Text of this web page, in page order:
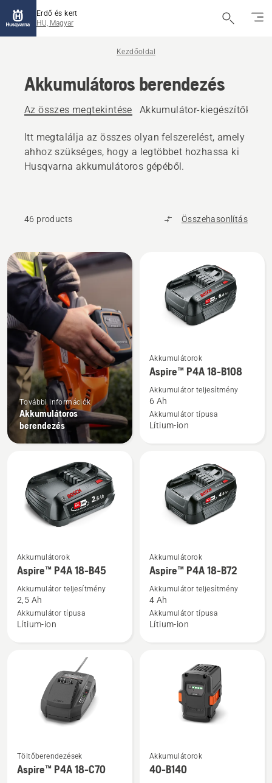
Erdő és kert
HU, Magyar
Kezdőoldal
Akkumulátoros berendezés
Az összes megtekintése Akkumulátor-kiegészítők
Itt megtalálja az összes olyan felszerelést, amely
ahhoz szükséges, hogy a legtöbbet hozhassa ki
Husqvarna akkumulátoros gépéből.
46 products Összehasonlítás
All
products
További információk
Akkumulátoros
berendezés
További
részletek
Aspire™
P4A
18-
Akkumulátorok
Aspire™ P4A 18-B108
Akkumulátor teljesítmény
6 Ah
Akkumulátor típusa
Lítium-ion
További
részletek
Aspire™
P4A
18-
Akkumulátorok
Aspire™ P4A 18-B45
Akkumulátor teljesítmény
2,5 Ah
Akkumulátor típusa
Lítium-ion
További
részletek
Aspire™
P4A
18-
Akkumulátorok
Aspire™ P4A 18-B72
Akkumulátor teljesítmény
4 Ah
Akkumulátor típusa
Lítium-ion
További
részletek
Töltőberendezések
Aspire™ P4A 18-C70
További
részletek
Akkumulátorok
40-B140